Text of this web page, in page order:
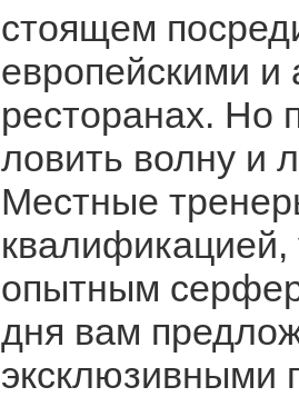
стоящем
европейскими и
ресторанах. Но
ловить волну и
Местные
квалификацией,
опытным
дня вам
эксклюзивными